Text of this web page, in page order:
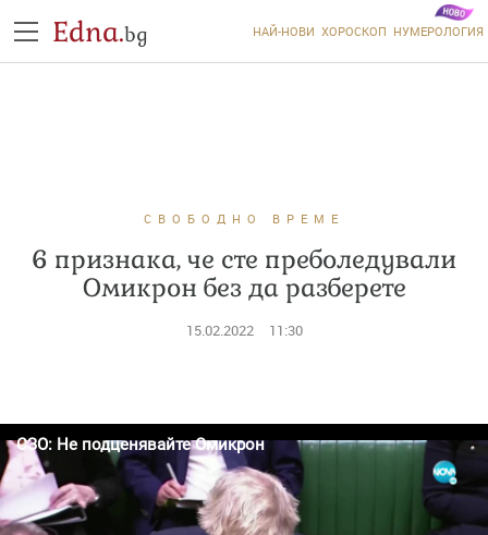
Edna.bg НАЙ-НОВИ ХОРОСКОП НУМЕРОЛОГИЯ
СВОБОДНО ВРЕМЕ
6 признака, че сте преболедували
Омикрон без да разберете
15.02.2022 11:30